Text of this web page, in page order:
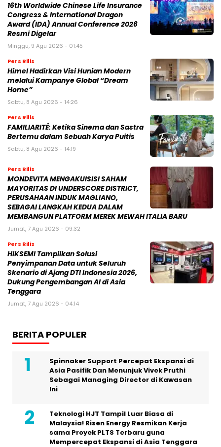
16th Worldwide Chinese Life Insurance
Congress & International Dragon
Award (IDA) Annual Conference 2026
Resmi Digelar
Minggu, 9 Agu 2026 - 01:45
Pers Rilis
Himel Hadirkan Visi Hunian Modern
melalui Kampanye Global “Dream
Home”
Sabtu, 8 Agu 2026 - 14:26
Pers Rilis
FAMILIARITÉ: Ketika Sinema dan Sastra
Bertemu dalam Sebuah Karya Puitis
Sabtu, 8 Agu 2026 - 14:19
Pers Rilis
MONDEVITA MENGAKUISISI SAHAM
MAYORITAS DI UNDERSCORE DISTRICT,
PERUSAHAAN INDUK MAGLIANO,
SEBAGAI LANGKAH KEDUA DALAM
MEMBANGUN PLATFORM MEREK MEWAH ITALIA BARU
Jumat, 7 Agu 2026 - 09:32
Pers Rilis
HIKSEMI Tampilkan Solusi
Penyimpanan Data untuk Seluruh
Skenario di Ajang DTI Indonesia 2026,
Dukung Pengembangan AI di Asia
Tenggara
Jumat, 7 Agu 2026 - 04:14
BERITA POPULER
Spinnaker Support Percepat Ekspansi di
Asia Pasifik Dan Menunjuk Vivek Pruthi
Sebagai Managing Director di Kawasan
Ini
Teknologi HJT Tampil Luar Biasa di
Malaysia! Risen Energy Resmikan Kerja
sama Proyek PLTS Terbaru guna
Mempercepat Ekspansi di Asia Tenggara